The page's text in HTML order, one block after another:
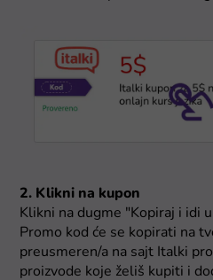
2. Klikni na kupon
Klikni na dugme "Kopiraj i idi
Promo kod će se kopirati na
preusmeren/a na sajt Italki
proizvode koje želiš kupiti i